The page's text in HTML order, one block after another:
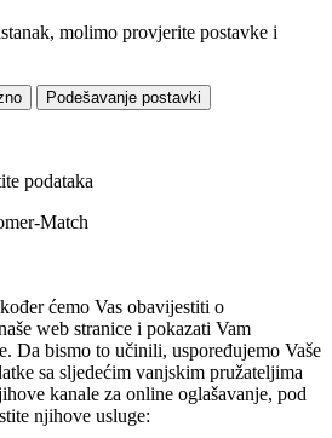
molimo provjerite postavke i
Podešavanje postavki
podataka
Match
ćemo Vas obavijestiti o
web stranice i pokazati Vam
Da bismo to učinili, uspoređujemo Vaše
sa sljedećim vanjskim pružateljima
kanale za online oglašavanje, pod
njihove usluge: